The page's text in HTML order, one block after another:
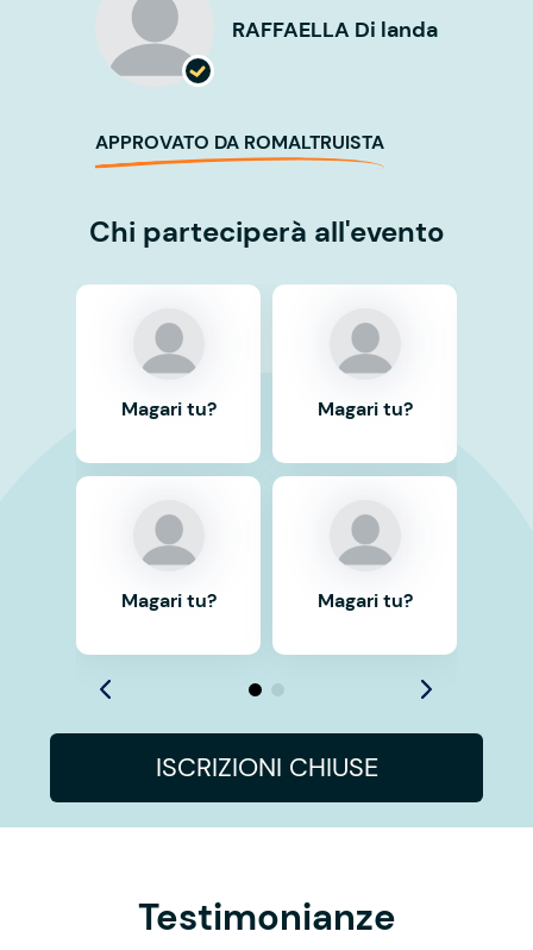
RAFFAELLA Di landa
APPROVATO DA ROMALTRUISTA
Chi parteciperà all'evento
Magari tu?
Magari tu?
Magari tu?
Magari tu?
ISCRIZIONI CHIUSE
Testimonianze